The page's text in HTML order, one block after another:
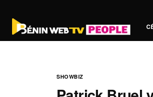
SHOWBIZ